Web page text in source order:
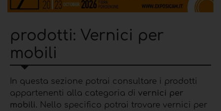
prodotti: Vernici per
mobili
In questa sezione potrai consultare i prodotti
appartenenti alla categoria di vernici per
mobili. Nello specifico potrai trovare vernici per